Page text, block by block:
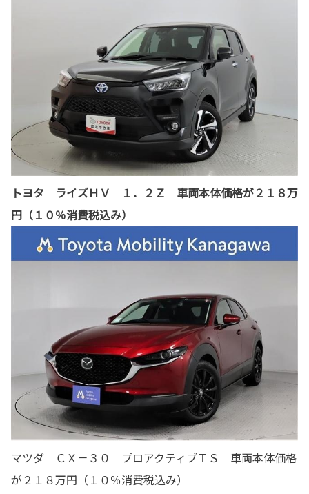
トヨタ ライズＨＶ １．２Ｚ 車両本体価格が２１８万
円（１０％消費税込み）
マツダ ＣＸ－３０ プロアクティブＴＳ 車両本体価格
が２１８万円（１０％消費税込み）